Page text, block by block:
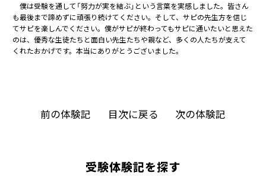
受験体験記を探す
僕は受験を通して「努力が実を結ぶ」という言葉を実感しました。皆さん
も最後まで諦めずに頑張り続けてください。そして、サピの先生方を信じ
てサピを楽しんでください。僕がサピが終わってもサピに通いたいと思えた
のは、優秀な生徒たちと面白い先生たちや親など、多くの人たちが支えて
くれたおかげです。本当にありがとうございました。
前の体験記 目次に戻る 次の体験記